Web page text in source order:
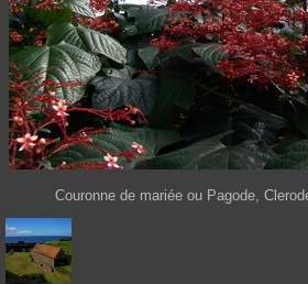
Couronne de mariée ou Pagode,